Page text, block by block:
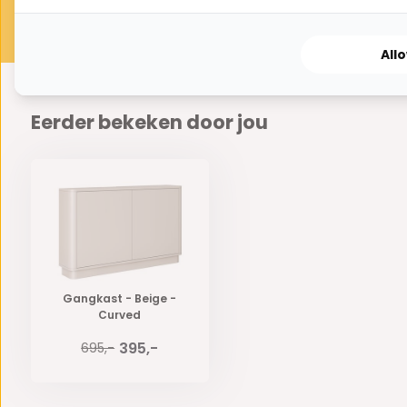
Eerder bekeken door jou
Gangkast - Beige -
Curved
695,- 395,-